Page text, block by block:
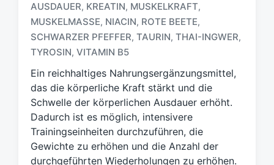
c
h
l
a
w
ö
r
t
e
AUSDAUER, KREATIN, MUSKELKRAFT,
MUSKELMASSE, NIACIN, ROTE BEETE,
SCHWARZER PFEFFER, TAURIN, THAI-INGWER,
TYROSIN, VITAMIN B5
Ein reichhaltiges Nahrungsergänzungsmittel,
das die körperliche Kraft stärkt und die
Schwelle der körperlichen Ausdauer erhöht.
Dadurch ist es möglich, intensivere
Trainingseinheiten durchzuführen, die
Gewichte zu erhöhen und die Anzahl der
durchgeführten Wiederholungen zu erhöhen.